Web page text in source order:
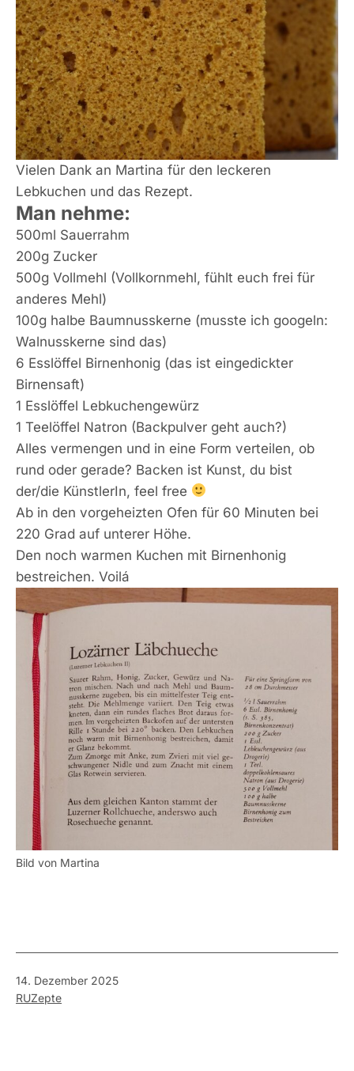
Vielen Dank an Martina für den leckeren
Lebkuchen und das Rezept.
Man nehme:
500ml Sauerrahm
200g Zucker
500g Vollmehl (Vollkornmehl, fühlt euch frei für
anderes Mehl)
100g halbe Baumnusskerne (musste ich googeln:
Walnusskerne sind das)
6 Esslöffel Birnenhonig (das ist eingedickter
Birnensaft)
1 Esslöffel Lebkuchengewürz
1 Teelöffel Natron (Backpulver geht auch?)
Alles vermengen und in eine Form verteilen, ob
rund oder gerade? Backen ist Kunst, du bist
der/die KünstlerIn, feel free
Ab in den vorgeheizten Ofen für 60 Minuten bei
220 Grad auf unterer Höhe.
Den noch warmen Kuchen mit Birnenhonig
bestreichen. Voilá
Bild von Martina
Veröffentlicht
am
14. Dezember 2025
Kategorisiert
RUZepte